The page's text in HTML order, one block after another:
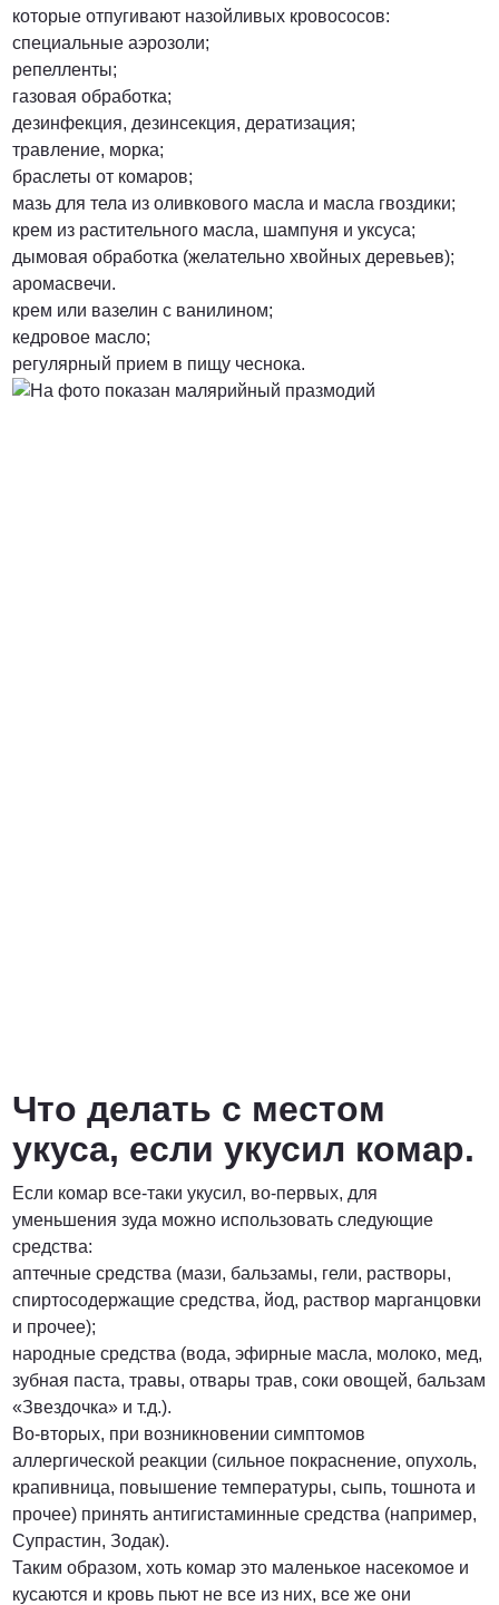
которые отпугивают назойливых кровососов:
специальные аэрозоли;
репелленты;
газовая обработка;
дезинфекция, дезинсекция, дератизация;
травление, морка;
браслеты от комаров;
мазь для тела из оливкового масла и масла гвоздики;
крем из растительного масла, шампуня и уксуса;
дымовая обработка (желательно хвойных деревьев);
аромасвечи.
крем или вазелин с ванилином;
кедровое масло;
регулярный прием в пищу чеснока.
Что делать с местом
укуса, если укусил комар.
Если комар все-таки укусил, во-первых, для
уменьшения зуда можно использовать следующие
средства:
аптечные средства (мази, бальзамы, гели, растворы,
спиртосодержащие средства, йод, раствор марганцовки
и прочее);
народные средства (вода, эфирные масла, молоко, мед,
зубная паста, травы, отвары трав, соки овощей, бальзам
«Звездочка» и т.д.).
Во-вторых, при возникновении симптомов
аллергической реакции (сильное покраснение, опухоль,
крапивница, повышение температуры, сыпь, тошнота и
прочее) принять антигистаминные средства (например,
Супрастин, Зодак).
Таким образом, хоть комар это маленькое насекомое и
кусаются и кровь пьют не все из них, все же они